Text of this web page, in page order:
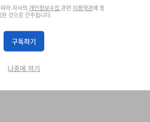
라 자사의 개인정보수집 관련 이용약관에 동
한 것으로 간주됩니다.
구독하기
나중에 하기